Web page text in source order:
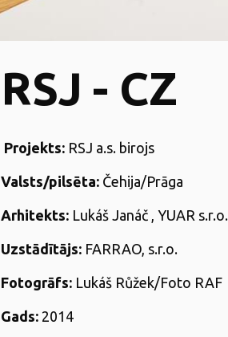
RSJ - CZ
Projekts: RSJ a.s. birojs
Valsts/pilsēta: Čehija/Prāga
Arhitekts: Lukáš Janáč , YUAR s.r.o.
Uzstādītājs: FARRAO, s.r.o.
Fotogrāfs: Lukáš Růžek/Foto RAF
Gads: 2014